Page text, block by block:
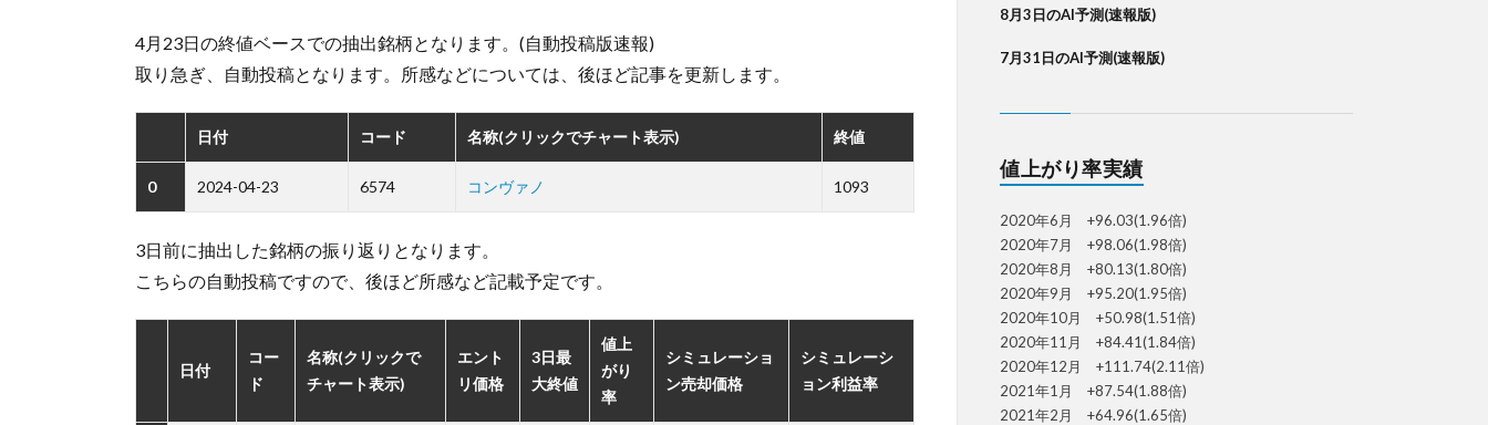
4月23日の終値ベースでの抽出銘柄となります。(自動投稿版速報)
取り急ぎ、自動投稿となります。所感などについては、後ほど記事を更新します。
日付 コード 名称(クリックでチャート表示) 終値
0 2024-04-23 6574 コンヴァノ 1093
3日前に抽出した銘柄の振り返りとなります。
こちらの自動投稿ですので、後ほど所感など記載予定です。
日付
コー
ド
名称(クリックで
チャート表示)
エント
リ価格
3日最
大終値
値上
がり
率
シミュレーショ
ン売却価格
シミュレーシ
ョン利益率
8月3日のAI予測(速報版)
7月31日のAI予測(速報版)
値上がり率実績
2020年6月 +96.03(1.96倍)
2020年7月 +98.06(1.98倍)
2020年8月 +80.13(1.80倍)
2020年9月 +95.20(1.95倍)
2020年10月 +50.98(1.51倍)
2020年11月 +84.41(1.84倍)
2020年12月 +111.74(2.11倍)
2021年1月 +87.54(1.88倍)
2021年2月 +64.96(1.65倍)